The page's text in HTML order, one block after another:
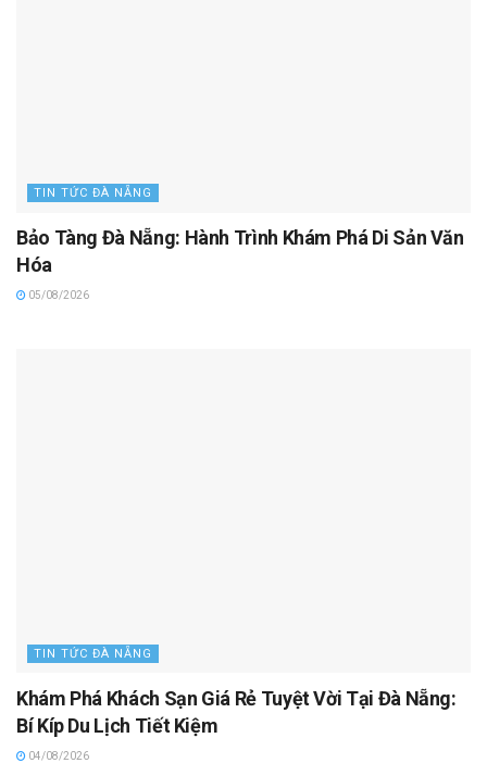
TIN TỨC ĐÀ NẴNG
Bảo Tàng Đà Nẵng: Hành Trình Khám Phá Di Sản Văn
Hóa
05/08/2026
TIN TỨC ĐÀ NẴNG
Khám Phá Khách Sạn Giá Rẻ Tuyệt Vời Tại Đà Nẵng:
Bí Kíp Du Lịch Tiết Kiệm
04/08/2026